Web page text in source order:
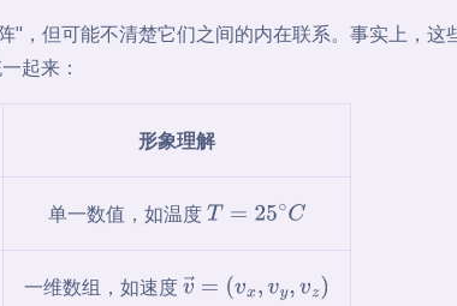
"，但可能不清楚它们之间的内在联系。事实上，这
起来：
形象理解
单一数值，如温度T= 25 ∘C
一维数组，如速度v→= (vx,vy,vz)